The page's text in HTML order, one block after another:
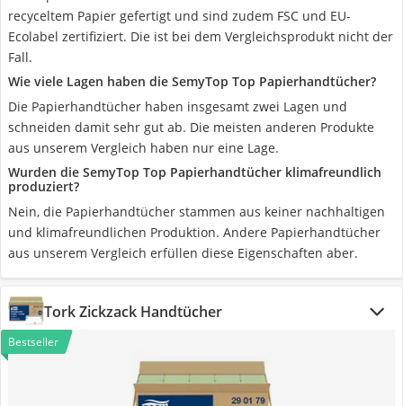
recyceltem Papier gefertigt und sind zudem FSC und EU-
Ecolabel zertifiziert. Die ist bei dem Vergleichsprodukt nicht der
Fall.
Wie viele Lagen haben die SemyTop Top Papierhandtücher?
Die Papierhandtücher haben insgesamt zwei Lagen und
schneiden damit sehr gut ab. Die meisten anderen Produkte
aus unserem Vergleich haben nur eine Lage.
Wurden die SemyTop Top Papierhandtücher klimafreundlich
produziert?
Nein, die Papierhandtücher stammen aus keiner nachhaltigen
und klimafreundlichen Produktion. Andere Papierhandtücher
aus unserem Vergleich erfüllen diese Eigenschaften aber.
Tork Zickzack Handtücher
Bestseller